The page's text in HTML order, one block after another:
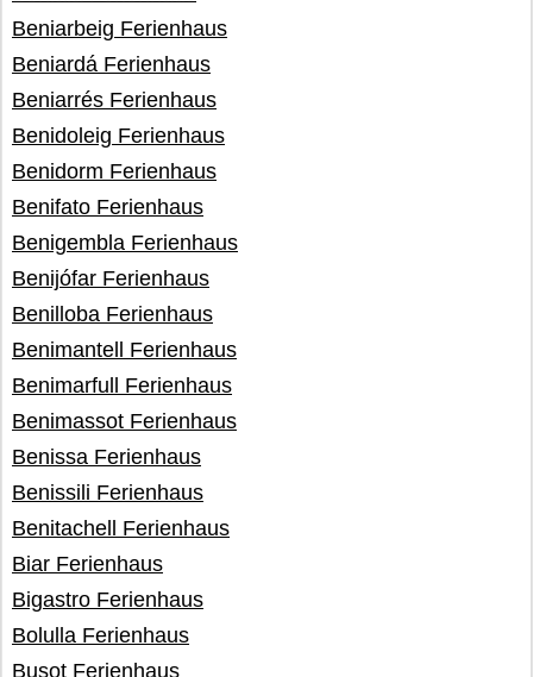
Beniarbeig Ferienhaus
Beniardá Ferienhaus
Beniarrés Ferienhaus
Benidoleig Ferienhaus
Benidorm Ferienhaus
Benifato Ferienhaus
Benigembla Ferienhaus
Benijófar Ferienhaus
Benilloba Ferienhaus
Benimantell Ferienhaus
Benimarfull Ferienhaus
Benimassot Ferienhaus
Benissa Ferienhaus
Benissili Ferienhaus
Benitachell Ferienhaus
Biar Ferienhaus
Bigastro Ferienhaus
Bolulla Ferienhaus
Busot Ferienhaus